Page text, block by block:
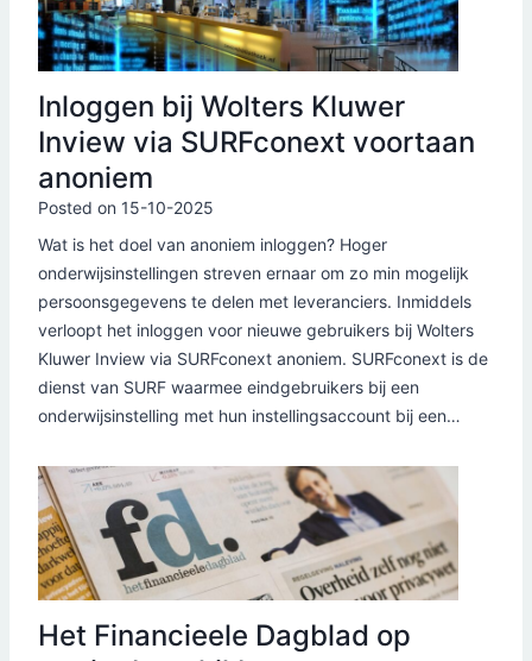
Inloggen bij Wolters Kluwer
Inview via SURFconext voortaan
anoniem
Posted on 15-10-2025
Wat is het doel van anoniem inloggen? Hoger
onderwijsinstellingen streven ernaar om zo min mogelijk
persoonsgegevens te delen met leveranciers. Inmiddels
verloopt het inloggen voor nieuwe gebruikers bij Wolters
Kluwer Inview via SURFconext anoniem. SURFconext is de
dienst van SURF waarmee eindgebruikers bij een
onderwijsinstelling met hun instellingsaccount bij een…
Het Financieele Dagblad op